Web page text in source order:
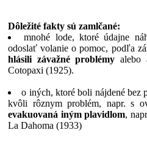
Dôležité fakty sú zamlčané:
mnohé lode, ktoré údajne
odoslať volanie o pomoc, podľa
hlásili závažné problémy alebo
Cotopaxi (1925).
o iných, ktoré boli nájdené bez
kvôli rôznym problém, napr. s
evakuovaná iným plavidlom,
La Dahoma (1933)